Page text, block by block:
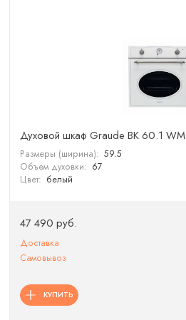
Духовой шкаф Graude BK 60.1 WM
Размеры (ширина): 59.5
Объем духовки: 67
Цвет: белый
47 490 руб.
Доставка
Самовывоз
КУПИТЬ